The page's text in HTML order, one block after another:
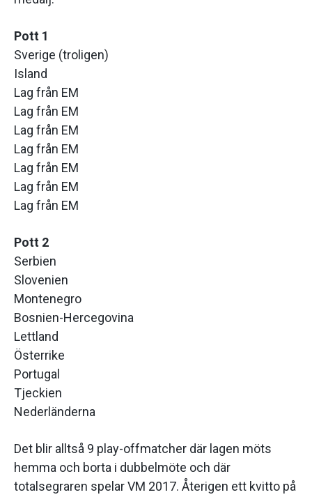
Pott 1
Sverige (troligen)
Island
Lag från EM
Lag från EM
Lag från EM
Lag från EM
Lag från EM
Lag från EM
Lag från EM
Pott 2
Serbien
Slovenien
Montenegro
Bosnien-Hercegovina
Lettland
Österrike
Portugal
Tjeckien
Nederländerna
Det blir alltså 9 play-offmatcher där lagen möts
hemma och borta i dubbelmöte och där
totalsegraren spelar VM 2017. Återigen ett kvitto på